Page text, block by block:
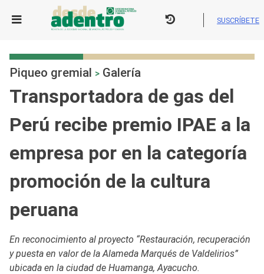
SUSCRÍBETE
Piqueo gremial > Galería
Transportadora de gas del
Perú recibe premio IPAE a la
empresa por en la categoría
promoción de la cultura
peruana
En reconocimiento al proyecto “Restauración, recuperación
y puesta en valor de la Alameda Marqués de Valdelirios”
ubicada en la ciudad de Huamanga, Ayacucho.